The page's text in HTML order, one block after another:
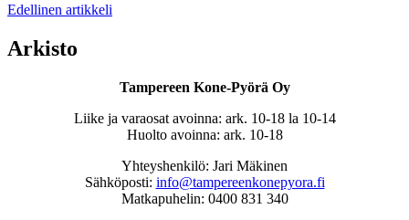
Edellinen artikkeli
Arkisto
Tampereen Kone-Pyörä Oy
Liike ja varaosat avoinna: ark. 10-18 la 10-14
Huolto avoinna: ark. 10-18
Yhteyshenkilö: Jari Mäkinen
Sähköposti: info@tampereenkonepyora.fi
Matkapuhelin: 0400 831 340